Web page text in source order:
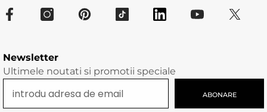
Newsletter
Ultimele noutati si promotii speciale
ABONARE